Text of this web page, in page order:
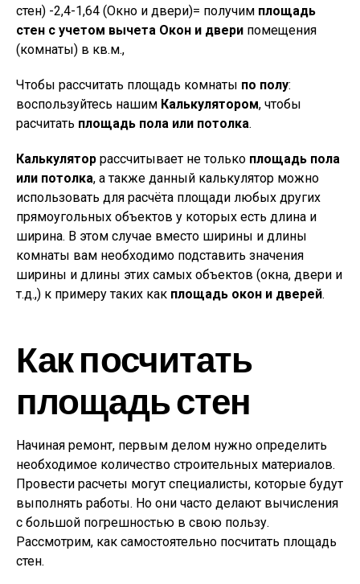
стен) -2,4-1,64 (Окно и двери)= получим площадь
стен с учетом вычета Окон и двери помещения
(комнаты) в кв.м.,
Чтобы рассчитать площадь комнаты по полу:
воспользуйтесь нашим Калькулятором, чтобы
расчитать площадь пола или потолка.
Калькулятор рассчитывает не только площадь пола
или потолка, а также данный калькулятор можно
использовать для расчёта площади любых других
прямоугольных объектов у которых есть длина и
ширина. В этом случае вместо ширины и длины
комнаты вам необходимо подставить значения
ширины и длины этих самых объектов (окна, двери и
т.д.,) к примеру таких как площадь окон и дверей.
Как посчитать
площадь стен
Начиная ремонт, первым делом нужно определить
необходимое количество строительных материалов.
Провести расчеты могут специалисты, которые будут
выполнять работы. Но они часто делают вычисления
с большой погрешностью в свою пользу.
Рассмотрим, как самостоятельно посчитать площадь
стен.